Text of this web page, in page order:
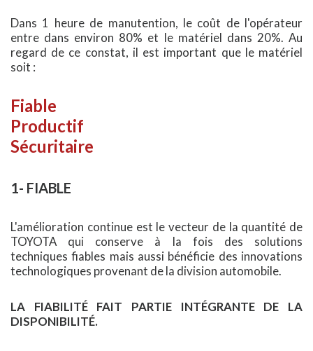
Dans 1 heure de manutention, le coût de l'opérateur
entre dans environ 80% et le matériel dans 20%. Au
regard de ce constat, il est important que le matériel
soit :
Fiable
Productif
Sécuritaire
1- FIABLE
L'amélioration continue est le vecteur de la quantité de
TOYOTA qui conserve à la fois des solutions
techniques fiables mais aussi bénéficie des innovations
technologiques provenant de la division automobile.
LA FIABILITÉ FAIT PARTIE INTÉGRANTE DE LA
DISPONIBILITÉ.